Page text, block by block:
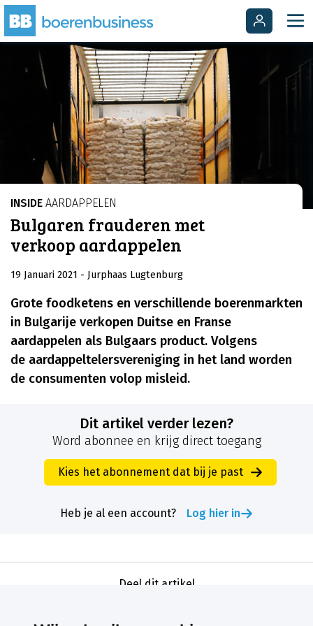
INSIDE AARDAPPELEN
Bulgaren frauderen met
verkoop aardappelen
19 Januari 2021 - Jurphaas Lugtenburg
Grote foodketens en verschillende boerenmarkten
in Bulgarije verkopen Duitse en Franse
aardappelen als Bulgaars product. Volgens
de aardappeltelersvereniging in het land worden
de consumenten volop misleid.
Dit artikel verder lezen?
Word abonnee en krijg direct toegang
Kies het abonnement dat bij je past
Heb je al een account? Log hier in
Deel dit artikel